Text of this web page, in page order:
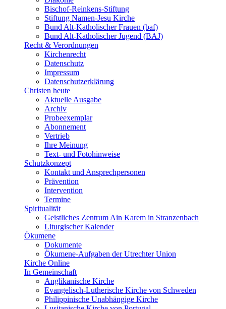
Bischof-Reinkens-Stiftung
Stiftung Namen-Jesu Kirche
Bund Alt-Katholischer Frauen (baf)
Bund Alt-Katholischer Jugend (BAJ)
Recht & Verordnungen
Kirchenrecht
Datenschutz
Impressum
Datenschutzerklärung
Christen heute
Aktuelle Ausgabe
Archiv
Probeexemplar
Abonnement
Vertrieb
Ihre Meinung
Text- und Fotohinweise
Schutzkonzept
Kontakt und Ansprechpersonen
Prävention
Intervention
Termine
Spiritualität
Geistliches Zentrum Ain Karem in Stranzenbach
Liturgischer Kalender
Ökumene
Dokumente
Ökumene-Aufgaben der Utrechter Union
Kirche Online
In Gemeinschaft
Anglikanische Kirche
Evangelisch-Lutherische Kirche von Schweden
Philippinische Unabhängige Kirche